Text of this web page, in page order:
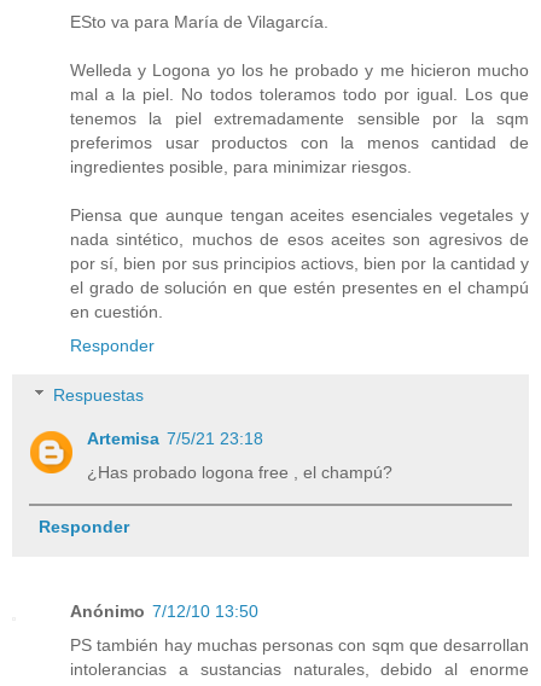
ESto va para María de Vilagarcía.
Welleda y Logona yo los he probado y me hicieron mucho
mal a la piel. No todos toleramos todo por igual. Los que
tenemos la piel extremadamente sensible por la sqm
preferimos usar productos con la menos cantidad de
ingredientes posible, para minimizar riesgos.
Piensa que aunque tengan aceites esenciales vegetales y
nada sintético, muchos de esos aceites son agresivos de
por sí, bien por sus principios actiovs, bien por la cantidad y
el grado de solución en que estén presentes en el champú
en cuestión.
Responder
Respuestas
Artemisa 7/5/21 23:18
¿Has probado logona free , el champú?
Responder
Anónimo 7/12/10 13:50
PS también hay muchas personas con sqm que desarrollan
intolerancias a sustancias naturales, debido al enorme